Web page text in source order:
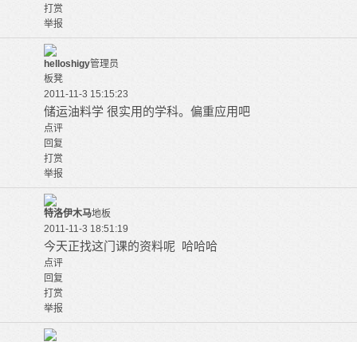
打赏
举报
helloshigy管理员
板凳
2011-11-3 15:15:23
储运油料学 很实用的学科。偏重应用吧
点评
回复
打赏
举报
特洛伊木马地板
2011-11-3 18:51:19
今天正找这门课的资料呢 哈哈哈
点评
回复
打赏
举报